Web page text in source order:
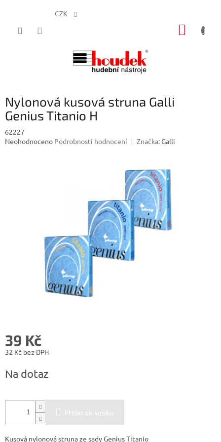
CZK
Nylonová kusová struna Galli
Genius Titanio H
62227
Průměrné
Neohodnoceno Podrobnosti hodnocení Značka:Galli
39 Kč
32 Kč bez DPH
cena:
Na dotaz
Přidat do košíku
Kusová nylonová struna ze sady Genius Titanio